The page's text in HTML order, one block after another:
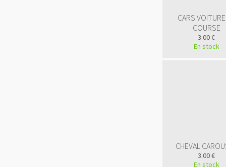
CARS
COURSE
3.00 €
En stock
CHEVAL
3.00 €
En stock